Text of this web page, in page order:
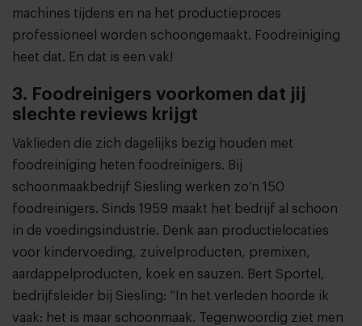
machines tijdens en na het productieproces
professioneel worden schoongemaakt. Foodreiniging
heet dat. En dat is een vak!
3. Foodreinigers voorkomen dat jij
slechte reviews krijgt
Vaklieden die zich dagelijks bezig houden met
foodreiniging heten foodreinigers. Bij
schoonmaakbedrijf Siesling werken zo’n 150
foodreinigers. Sinds 1959 maakt het bedrijf al schoon
in de voedingsindustrie. Denk aan productielocaties
voor kindervoeding, zuivelproducten, premixen,
aardappelproducten, koek en sauzen. Bert Sportel,
bedrijfsleider bij Siesling: “In het verleden hoorde ik
vaak: het is maar schoonmaak. Tegenwoordig ziet men